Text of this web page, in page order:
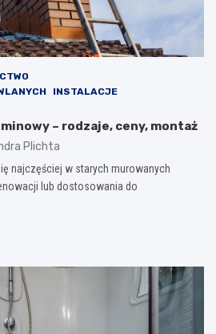
INSTALACJE
– rodzaje, ceny, montaż
Plichta
najczęściej w starych murowanych
lub dostosowania do